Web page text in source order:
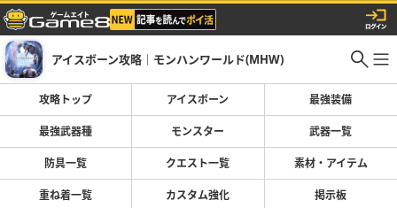
アイスボーン攻略｜モンハンワールド(MHW)
攻略トップ アイスボーン 最強装備
最強武器種 モンスター 武器一覧
防具一覧 クエスト一覧 素材・アイテム
重ね着一覧 カスタム強化 掲示板